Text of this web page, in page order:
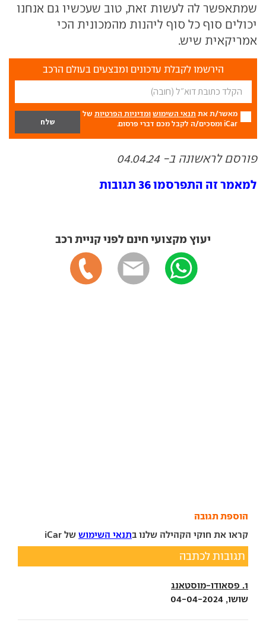
שמתאפשר לה לעשות זאת, טוב שעכשיו גם אנחנו
יכולים סוף כל סוף ליהנות מהמכונית הכי
אמריקאית שיש.
הירשמו לקבלת עדכונים ומבצעים בעולם הרכב
מאשר/ת את תנאי השימוש ומדיניות הפרטיות של
iCar ומסכים/ה לקבל מכם דברי פרסום.
פורסם לראשונה ב- 04.04.24
למאמר זה התפרסמו 36 תגובות
יעוץ מקצועי חינם לפני קניית רכב
הוספת תגובה
קראו את חוקי הקהילה שלנו בתנאי השימוש של iCar
תגובות לכתבה
1. פסאודו-מוסטאנג
שושו, 04-04-2024